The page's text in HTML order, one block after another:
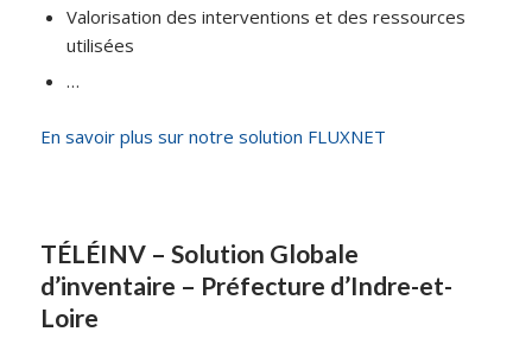
Valorisation des interventions et des ressources
utilisées
…
En savoir plus sur notre solution FLUXNET
TÉLÉINV – Solution Globale
d’inventaire – Préfecture d’Indre-et-
Loire